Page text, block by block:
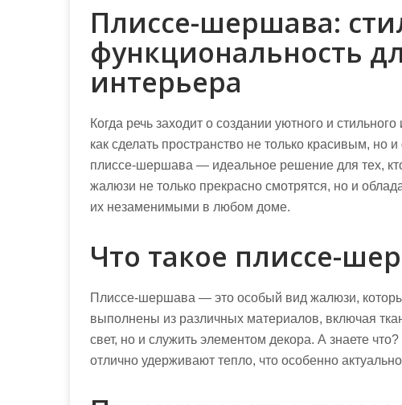
Плиссе-шершава:
функциональность
интерьера
Когда речь заходит о создании уютного и
как сделать пространство не только красивым,
плиссе-шершава — идеальное решение для тех,
жалюзи не только прекрасно смотрятся, но и
их незаменимыми в любом доме.
Что такое плиссе-
Плиссе-шершава — это особый вид жалюзи,
выполнены из различных материалов, включая
свет, но и служить элементом декора. А знаете
отлично удерживают тепло, что особенно